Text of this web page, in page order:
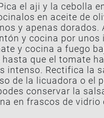
el aji y la cebolla
en aceite de
y apenas dorados.
y cocina por unos
y cocina a fuego
que el tomate
intenso. Rectifica la
de la licuadora o el
conservar la
en frascos de vidrio